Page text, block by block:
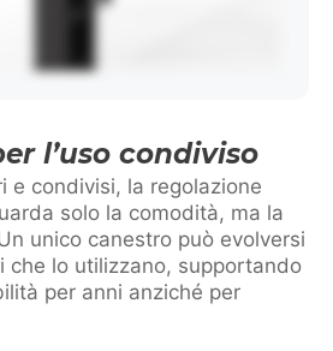
l’uso condiviso
e condivisi, la regolazione
solo la comodità, ma la
unico canestro può evolversi
che lo utilizzano, supportando
per anni anziché per